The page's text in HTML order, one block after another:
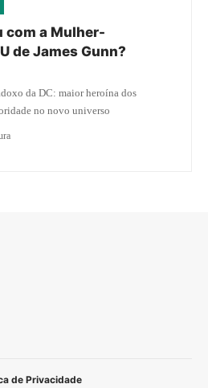
com a Mulher-
de James Gunn?
da DC: maior heroína dos
no novo universo
de Privacidade